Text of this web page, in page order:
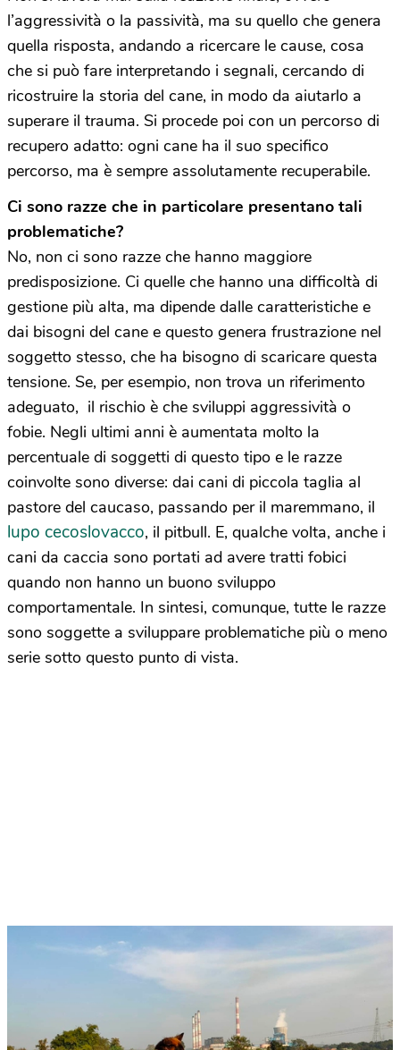
l’aggressività o la passività, ma su quello che genera
quella risposta, andando a ricercare le cause, cosa
che si può fare interpretando i segnali, cercando di
ricostruire la storia del cane, in modo da aiutarlo a
superare il trauma. Si procede poi con un percorso di
recupero adatto: ogni cane ha il suo specifico
percorso, ma è sempre assolutamente recuperabile.
Ci sono razze che in particolare presentano tali
problematiche?
No, non ci sono razze che hanno maggiore
predisposizione. Ci quelle che hanno una difficoltà di
gestione più alta, ma dipende dalle caratteristiche e
dai bisogni del cane e questo genera frustrazione nel
soggetto stesso, che ha bisogno di scaricare questa
tensione. Se, per esempio, non trova un riferimento
adeguato, il rischio è che sviluppi aggressività o
fobie. Negli ultimi anni è aumentata molto la
percentuale di soggetti di questo tipo e le razze
coinvolte sono diverse: dai cani di piccola taglia al
pastore del caucaso, passando per il maremmano, il
lupo cecoslovacco, il pitbull. E, qualche volta, anche i
cani da caccia sono portati ad avere tratti fobici
quando non hanno un buono sviluppo
comportamentale. In sintesi, comunque, tutte le razze
sono soggette a sviluppare problematiche più o meno
serie sotto questo punto di vista.